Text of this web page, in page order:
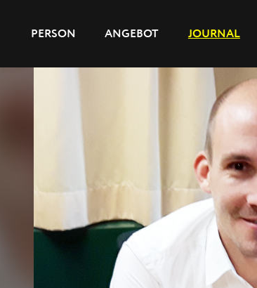
PERSON ANGEBOT JOURNAL
REFERENZEN